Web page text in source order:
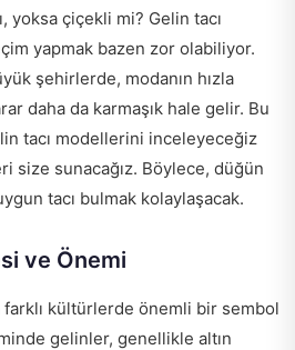
yoksa çiçekli mi? Gelin tacı
yapmak bazen zor olabiliyor.
şehirlerde, modanın hızla
daha da karmaşık hale gelir. Bu
tacı modellerini inceleyeceğiz
size sunacağız. Böylece, düğün
tacı bulmak kolaylaşacak.
ve Önemi
farklı kültürlerde önemli bir sembol
gelinler, genellikle altın